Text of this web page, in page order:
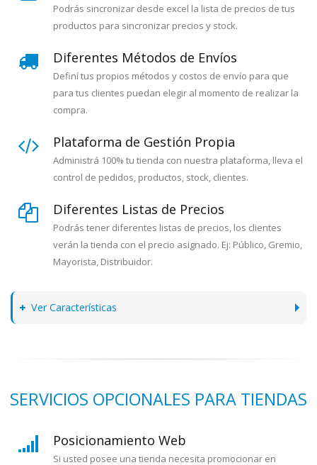
Podrás sincronizar desde excel la lista de precios de tus
productos para sincronizar precios y stock.
Diferentes Métodos de Envíos
Definí tus propios métodos y costos de envío para que
para tus clientes puedan elegir al momento de realizar la
compra.
Plataforma de Gestión Propia
Administrá 100% tu tienda con nuestra plataforma, lleva el
control de pedidos, productos, stock, clientes.
Diferentes Listas de Precios
Podrás tener diferentes listas de precios, los clientes
verán la tienda con el precio asignado. Ej: Público, Gremio,
Mayorista, Distribuidor.
Ver Características
SERVICIOS OPCIONALES PARA TIENDAS
Posicionamiento Web
Si usted posee una tienda necesita promocionar en